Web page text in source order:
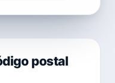
postal